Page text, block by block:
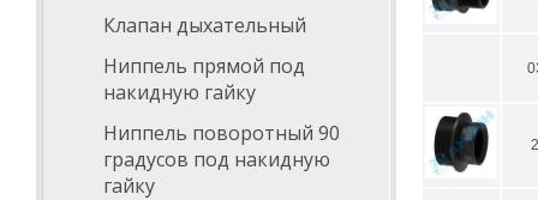
Клапан дыхательный
Ниппель прямой под
накидную гайку
Ниппель поворотный 90
градусов под накидную
гайку